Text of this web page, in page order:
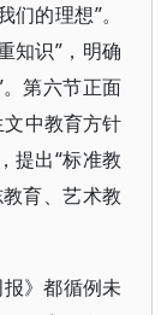
的理想”。
知识”，明确
第六节正面
文中教育方针
提出“标准教
育、艺术教
》都循例未